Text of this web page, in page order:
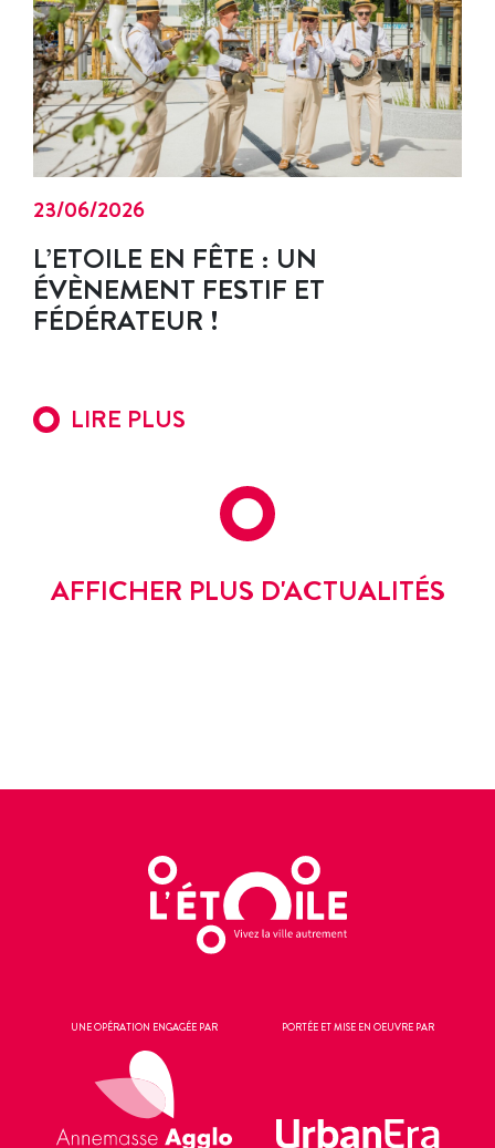
23/06/2026
L’ETOILE EN FÊTE : UN
ÉVÈNEMENT FESTIF ET
FÉDÉRATEUR !
LIRE PLUS
AFFICHER PLUS D'ACTUALITÉS
UNE OPÉRATION ENGAGÉE PAR PORTÉE ET MISE EN OEUVRE PAR